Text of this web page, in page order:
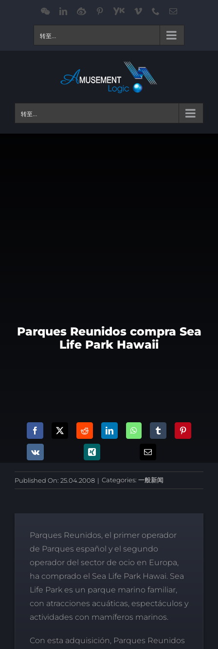
WeChatLinkedIn
Weibo Pinterest
Youku Vimeo Phone电
转至...
转至...
Parques Reunidos compra Sea
Life Park Hawaii
Published On: 25.04.2008 | Categories: 一般新闻
Parques Reunidos, el primer operador
de Parques español y el segundo
operador del sector de ocio en Europa,
ha comprado el Sea Life Park Hawai. Sea
Life Park es un parque marino familiar,
con atracciones acuáticas, espectáculos y
actividades con mamíferos marinos.
Con esta adquisición, Parques Reunidos